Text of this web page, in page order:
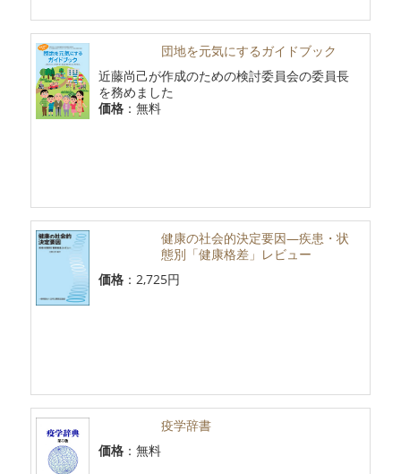
団地を元気にするガイドブック
近藤尚己が作成のための検討委員会の委員長
を務めました
価格 ：無料
健康の社会的決定要因―疾患・状
態別「健康格差」レビュー
価格 ：2,725円
疫学辞書
価格 ：無料